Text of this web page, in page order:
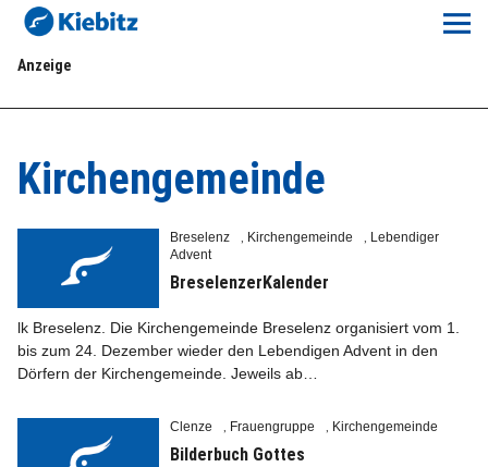
Kiebitz-Online
Veranstaltungskalender
Anzeigenpreise
Meine Region Online
Elbeflirt
Unser Team
Anzeige
Kirchengemeinde
Breselenz Kirchengemeinde
Lebendiger
Advent
BreselenzerKalender
lk Breselenz. Die Kirchengemeinde Breselenz organisiert vom 1.
bis zum 24. Dezember wieder den Lebendigen Advent in den
Dörfern der Kirchengemeinde. Jeweils ab…
Clenze Frauengruppe Kirchengemeinde
Bilderbuch Gottes